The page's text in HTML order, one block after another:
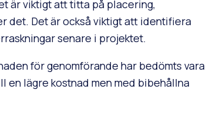
är viktigt att titta på placering,
det. Det är också viktigt att identifiera
senare i projektet.
för genomförande har bedömts vara
en lägre kostnad men med bibehållna